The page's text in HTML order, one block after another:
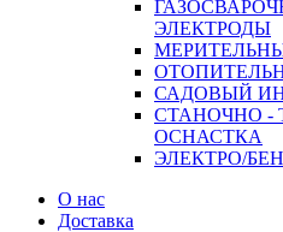
ЭЛЕКТРОДЫ
САДОВЫЙ
СТАНОЧНО -
ОСНАСТКА
ЭЛЕКТРО/
О нас
Доставка